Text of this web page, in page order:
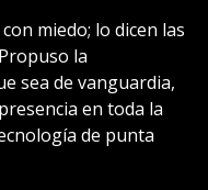
miedo; lo dicen las
la
sea de vanguardia,
en toda la
de punta